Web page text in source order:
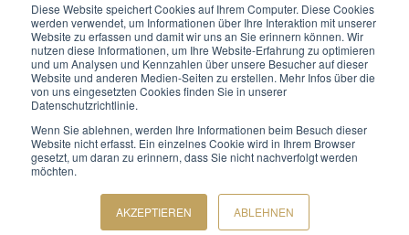
Diese Website speichert Cookies auf Ihrem Computer. Diese Cookies
werden verwendet, um Informationen über Ihre Interaktion mit unserer
Website zu erfassen und damit wir uns an Sie erinnern können. Wir
nutzen diese Informationen, um Ihre Website-Erfahrung zu optimieren
und um Analysen und Kennzahlen über unsere Besucher auf dieser
Website und anderen Medien-Seiten zu erstellen. Mehr Infos über die
von uns eingesetzten Cookies finden Sie in unserer
Datenschutzrichtlinie.
Wenn Sie ablehnen, werden Ihre Informationen beim Besuch dieser
Website nicht erfasst. Ein einzelnes Cookie wird in Ihrem Browser
gesetzt, um daran zu erinnern, dass Sie nicht nachverfolgt werden
möchten.
AKZEPTIEREN ABLEHNEN
AGB
© TEAM GOLD 2026. ALLE RECHTE VORBEHALTEN.
ZU UNSEREM NEWSLETTER